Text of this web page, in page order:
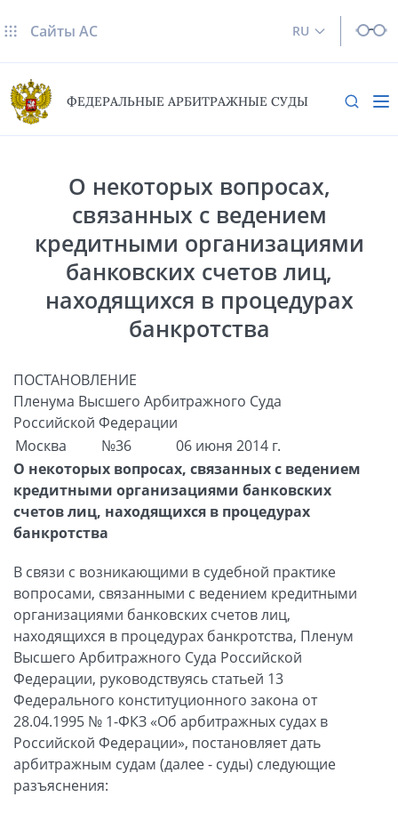
RU
Сайты AC
ФЕДЕРАЛЬНЫЕ АРБИТРАЖНЫЕ СУДЫ
О некоторых вопросах,
связанных с ведением
кредитными организациями
банковских счетов лиц,
находящихся в процедурах
банкротства
ПОСТАНОВЛЕНИЕ
Пленума Высшего Арбитражного Суда
Российской Федерации
Москва
№36
06 июня 2014 г.
О некоторых вопросах, связанных с ведением
кредитными организациями банковских
счетов лиц, находящихся в процедурах
банкротства
В связи с возникающими в судебной практике
вопросами, связанными с ведением кредитными
организациями банковских счетов лиц,
находящихся в процедурах банкротства, Пленум
Высшего Арбитражного Суда Российской
Федерации, руководствуясь статьей 13
Федерального конституционного закона от
28.04.1995 № 1-ФКЗ «Об арбитражных судах в
Российской Федерации», постановляет дать
арбитражным судам (далее - суды) следующие
разъяснения: